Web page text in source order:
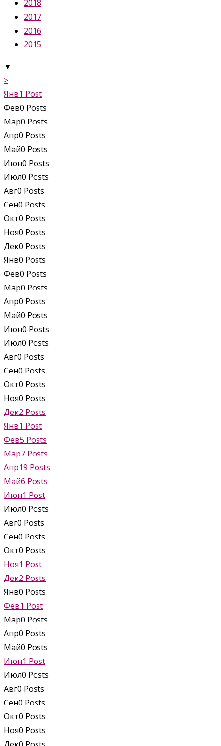
2018
2017
2016
2015
▼
>
Янв1 Post
Фев0 Posts
Мар0 Posts
Апр0 Posts
Май0 Posts
Июн0 Posts
Июл0 Posts
Авг0 Posts
Сен0 Posts
Окт0 Posts
Ноя0 Posts
Дек0 Posts
Янв0 Posts
Фев0 Posts
Мар0 Posts
Апр0 Posts
Май0 Posts
Июн0 Posts
Июл0 Posts
Авг0 Posts
Сен0 Posts
Окт0 Posts
Ноя0 Posts
Дек2 Posts
Янв1 Post
Фев5 Posts
Мар7 Posts
Апр19 Posts
Май6 Posts
Июн1 Post
Июл0 Posts
Авг0 Posts
Сен0 Posts
Окт0 Posts
Ноя1 Post
Дек2 Posts
Янв0 Posts
Фев1 Post
Мар0 Posts
Апр0 Posts
Май0 Posts
Июн1 Post
Июл0 Posts
Авг0 Posts
Сен0 Posts
Окт0 Posts
Ноя0 Posts